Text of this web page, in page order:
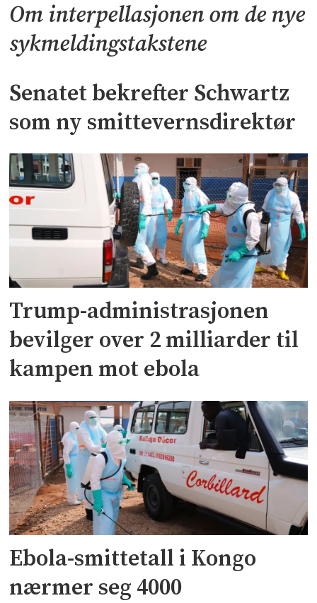
Om interpellasjonen om de nye
sykmeldingstakstene
Senatet bekrefter Schwartz
som ny smittevernsdirektør
Trump-administrasjonen
bevilger over 2 milliarder til
kampen mot ebola
Ebola-smittetall i Kongo
nærmer seg 4000